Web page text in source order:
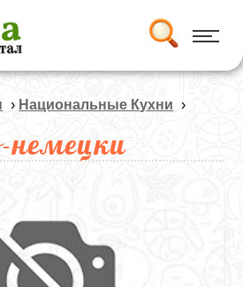
› Национальные Кухни ›
немецки